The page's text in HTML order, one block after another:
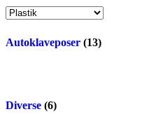
Autoklaveposer (13)
Diverse (6)